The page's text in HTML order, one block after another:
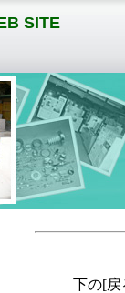
SITE
下の[戻